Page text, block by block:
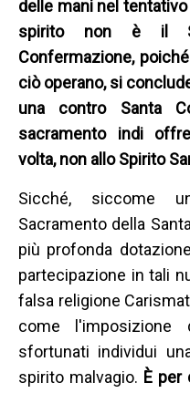
delle mani nel
spirito non è il
Confermazione,
ciò operano, si
una contro Santa
sacramento indi
volta, non allo Spirito
Sicché, siccome
Sacramento della
più profonda
partecipazione in tali
falsa religione
come
sfortunati individui
spirito malvagio. È per